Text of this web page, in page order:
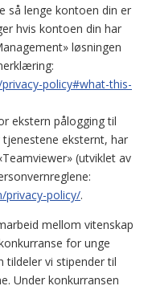
så lenge kontoen din er
hvis kontoen din har
løsningen
policy#what-this-
ekstern pålogging til
eksternt, har
(utviklet av
privacy-policy/.
mellom vitenskap
for unge
tildeler vi stipender til
Under konkurransen